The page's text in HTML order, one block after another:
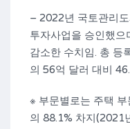
– 2022년 국토관리
투자사업을 승인했
감소한 수치임. 총 등
의 56억 달러 대비
※ 부문별로는 주택
의 88.1% 차지(2021